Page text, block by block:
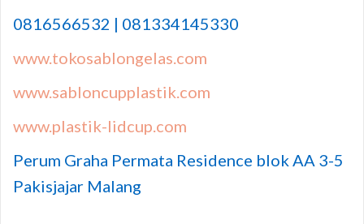
0816566532 | 081334145330
www.tokosablongelas.com
www.sabloncupplastik.com
www.plastik-lidcup.com
Perum Graha Permata Residence blok AA 3-5
Pakisjajar Malang